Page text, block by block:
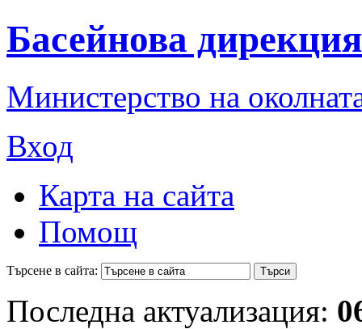
Басейнова
Министерство на
Вход
Карта на сайта
Помощ
Търсене в сайта:
Последна актуализация: